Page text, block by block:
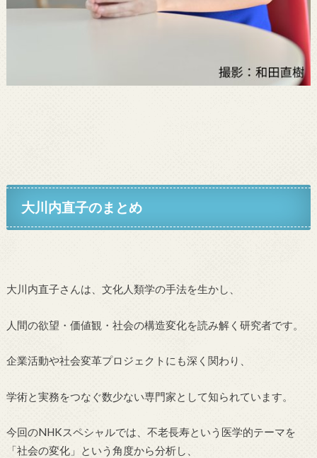
大川内直子のまとめ
大川内直子さんは、文化人類学の手法を生かし、
人間の欲望・価値観・社会の構造変化を読み解く研究者です。
企業活動や社会変革プロジェクトにも深く関わり、
学術と実務をつなぐ数少ない専門家として知られています。
今回のNHKスペシャルでは、不老長寿という医学的テーマを
「社会の変化」という角度から分析し、